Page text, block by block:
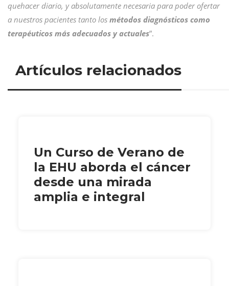
quehacer diario, y absolutamente necesaria para poder ofertar
a nuestros pacientes tanto los métodos diagnósticos como
terapéuticos más adecuados y actuales”.
Artículos relacionados
Un Curso de Verano de
la EHU aborda el cáncer
desde una mirada
amplia e integral